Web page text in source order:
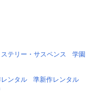
ステリー・サスペンス
学園
ンタル
準新作レンタル